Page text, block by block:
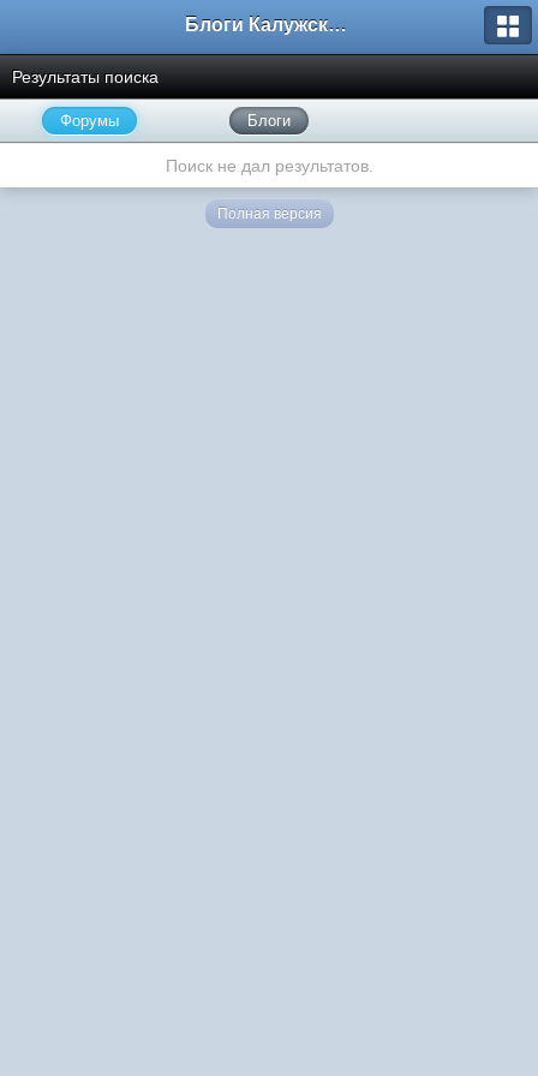
Блоги Калужского перекрестка
Результаты поиска
Форумы Блоги
Поиск не дал результатов.
Полная версия